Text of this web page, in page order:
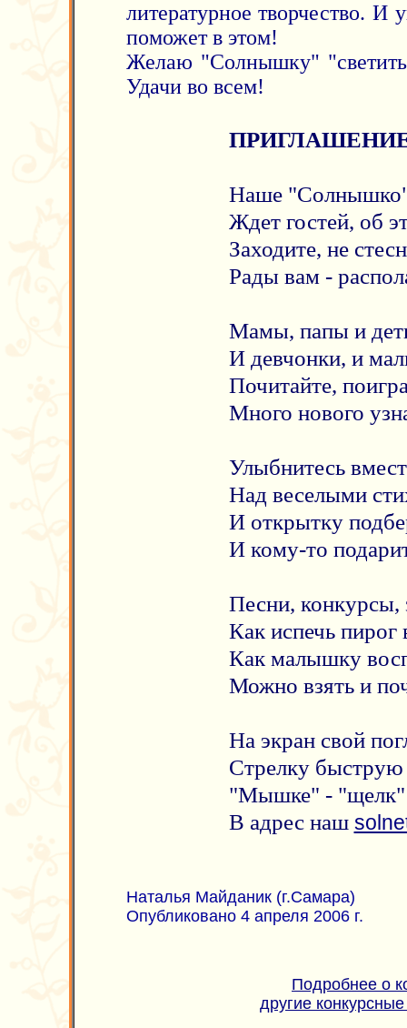
литературное творчество. И
поможет в этом!
Желаю "Солнышку" "светить
Удачи во всем!
Наше "Солнышко"
Ждет гостей, об
Заходите, не
Рады вам -
Мамы, папы и
И девчонки, и
Почитайте,
Много нового
Улыбнитесь
Над веселыми
И открытку
И кому-то
Песни, конкурсы,
Как испечь пирог
Как малышку
Можно взять и
На экран свой
Стрелку быструю
"Мышке" - "щелк"
В адрес наш
Наталья Майданик (г.Самара)
Опубликовано 4 апреля 2006 г.
Подробнее о
другие